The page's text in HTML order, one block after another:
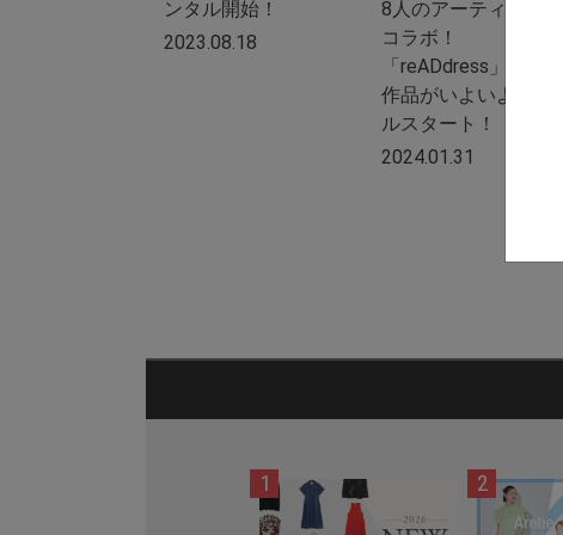
ンタル開始！
2023.08.18
8人のアーティストと
コラボ！
「reADdress」アート
作品がいよいよレンタ
ルスタート！
2024.01.31
1 2